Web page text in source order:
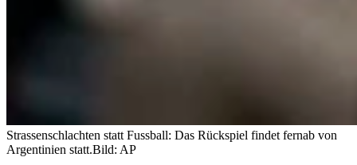
Strassenschlachten statt Fussball: Das Rückspiel findet fernab von
Argentinien statt.Bild: AP